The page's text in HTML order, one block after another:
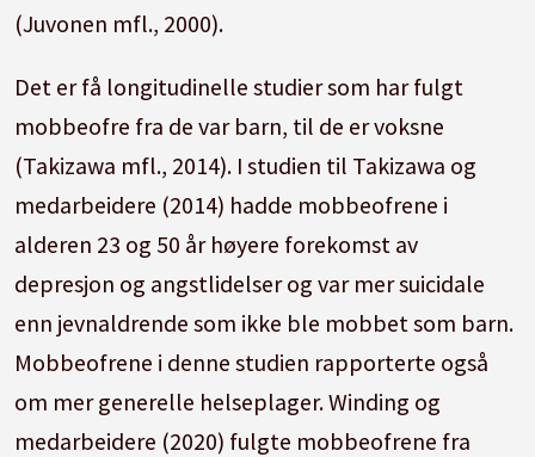
(Juvonen mfl., 2000).
Det er få longitudinelle studier som har fulgt
mobbeofre fra de var barn, til de er voksne
(Takizawa mfl., 2014). I studien til Takizawa og
medarbeidere (2014) hadde mobbeofrene i
alderen 23 og 50 år høyere forekomst av
depresjon og angstlidelser og var mer suicidale
enn jevnaldrende som ikke ble mobbet som barn.
Mobbeofrene i denne studien rapporterte også
om mer generelle helseplager. Winding og
medarbeidere (2020) fulgte mobbeofrene fra